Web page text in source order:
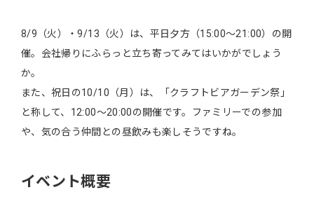
8/9（火）・9/13（火）は、平日夕方（15:00～21:00）の開
催。会社帰りにふらっと立ち寄ってみてはいかがでしょう
か。
また、祝日の10/10（月）は、「クラフトビアガーデン祭」
と称して、12:00〜20:00の開催です。ファミリーでの参加
や、気の合う仲間との昼飲みも楽しそうですね。
イベント概要